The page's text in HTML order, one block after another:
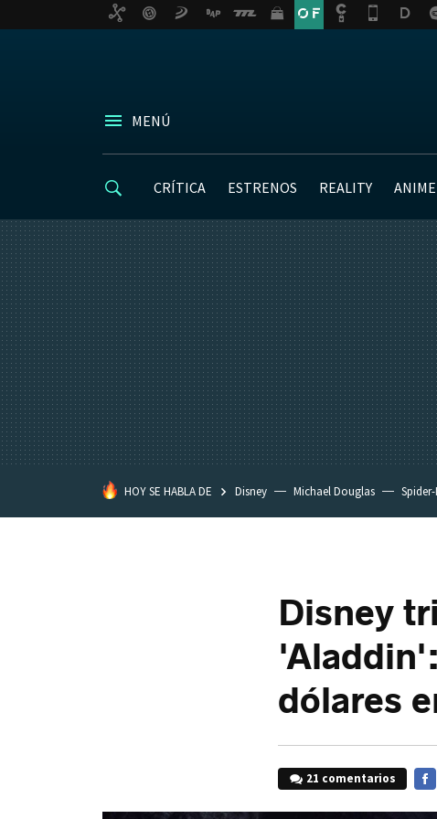
MENÚ
CRÍTICA ESTRENOS REALITY ANIME
HOY SE HABLA DE Disney Michael Douglas
Disney
dólares
21 comentarios